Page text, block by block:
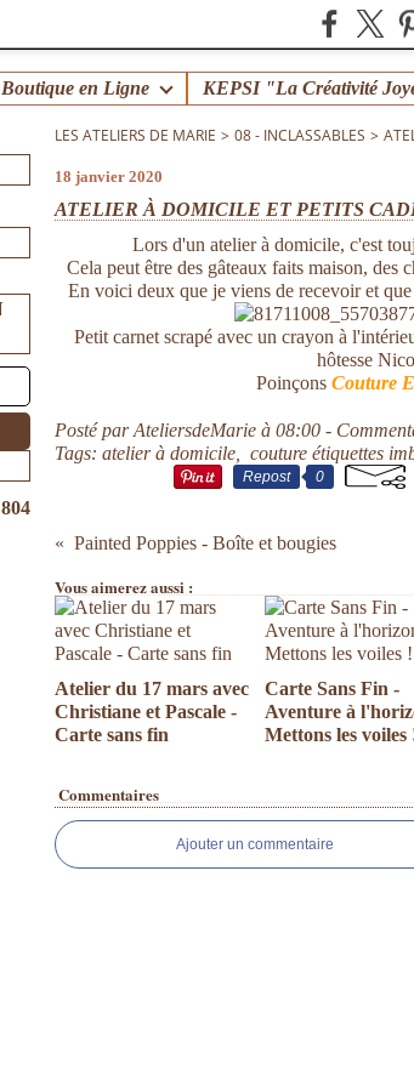
Boutique en Ligne
LES ATELIERS DE MARIE > 08 - INCLASSABLES >
18 janvier 2020
ATELIER À DOMICILE ET PETITS
Lors d'un atelier à domicile, c'est
Cela peut être des gâteaux faits maison, des
En voici deux que je viens de recevoir et
Petit carnet scrapé avec un crayon à
hôtesse
Poinçons Couture
Posté par AteliersdeMarie à 08:00 -
Tags:atelier à domicile ,couture étiquettes
Repost 0
Painted Poppies - Boîte et bougies
Vous aimerez aussi :
Atelier du 17 mars avec
Christiane et Pascale -
Carte sans fin
Carte Sans Fin -
Aventure à
Mettons les voiles
Commentaires
Ajouter un commentaire